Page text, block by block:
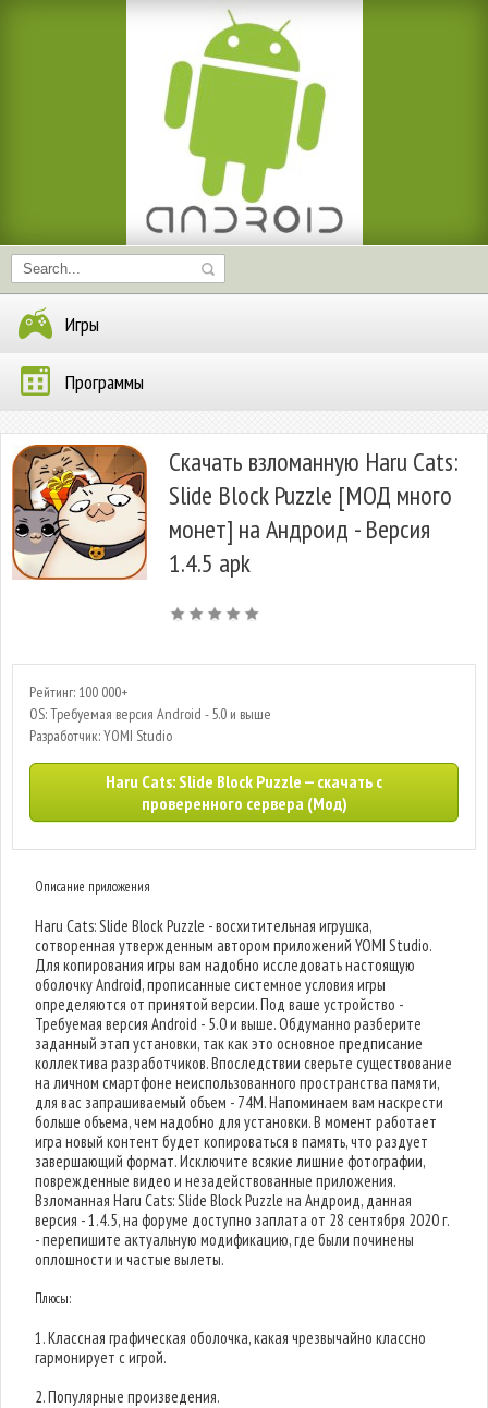
Игры
Программы
Скачать взломанную Haru Cats:
Slide Block Puzzle [МОД много
монет] на Андроид - Версия
1.4.5 apk
Рейтинг: 100 000+
OS: Требуемая версия Android - 5.0 и выше
Разработчик: YOMI Studio
Haru Cats: Slide Block Puzzle — скачать с
проверенного сервера (Мод)
Описание приложения
Haru Cats: Slide Block Puzzle - восхитительная игрушка,
сотворенная утвержденным автором приложений YOMI Studio.
Для копирования игры вам надобно исследовать настоящую
оболочку Android, прописанные системное условия игры
определяются от принятой версии. Под ваше устройство -
Требуемая версия Android - 5.0 и выше. Обдуманно разберите
заданный этап установки, так как это основное предписание
коллектива разработчиков. Впоследствии сверьте существование
на личном смартфоне неиспользованного пространства памяти,
для вас запрашиваемый объем - 74M. Напоминаем вам наскрести
больше объема, чем надобно для установки. В момент работает
игра новый контент будет копироваться в память, что раздует
завершающий формат. Исключите всякие лишние фотографии,
поврежденные видео и незадействованные приложения.
Взломанная Haru Cats: Slide Block Puzzle на Андроид, данная
версия - 1.4.5, на форуме доступно заплата от 28 сентября 2020 г.
- перепишите актуальную модификацию, где были починены
оплошности и частые вылеты.
Плюсы:
1. Классная графическая оболочка, какая чрезвычайно классно
гармонирует с игрой.
2. Популярные произведения.